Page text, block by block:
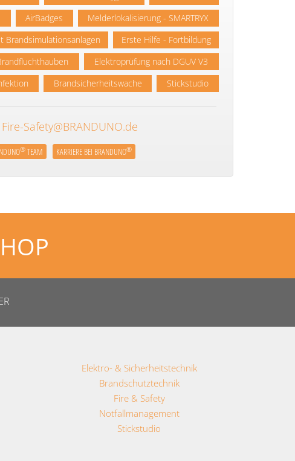
AirBadges
Melderlokalisierung - SMARTRYX
Brandsimulationsanlagen
Erste Hilfe - Fortbildung
Elektroprüfung nach DGUV V3
Brandsicherheitswache Stickstudio
Fire-Safety@BRANDUNO.de
®TEAM KARRIERE BEI BRANDUNO®
Elektro- & Sicherheitstechnik
Brandschutztechnik
Fire & Safety
Notfallmanagement
Stickstudio